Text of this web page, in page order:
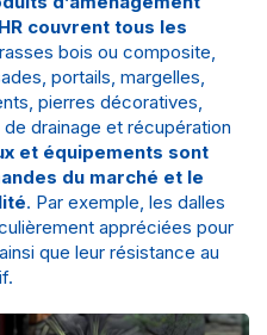
couvrent tous les
bois ou composite,
portails, margelles,
pierres décoratives,
drainage et récupération
et équipements sont
du marché et le
. Par exemple, les dalles
appréciées pour
que leur résistance au